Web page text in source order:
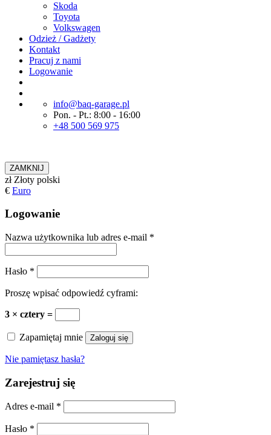
Skoda
Toyota
Volkswagen
Odzież / Gadżety
Kontakt
Pracuj z nami
Logowanie
info@baq-garage.pl
Pon. - Pt.: 8:00 - 16:00
+48 500 569 975
ZAMKNIJ
zł Złoty polski
€ Euro
Logowanie
Nazwa użytkownika lub adres e-mail *
Hasło *
Proszę wpisać odpowiedź cyframi:
3 × cztery =
Zapamiętaj mnie Zaloguj się
Nie pamiętasz hasła?
Zarejestruj się
Adres e-mail *
Hasło *